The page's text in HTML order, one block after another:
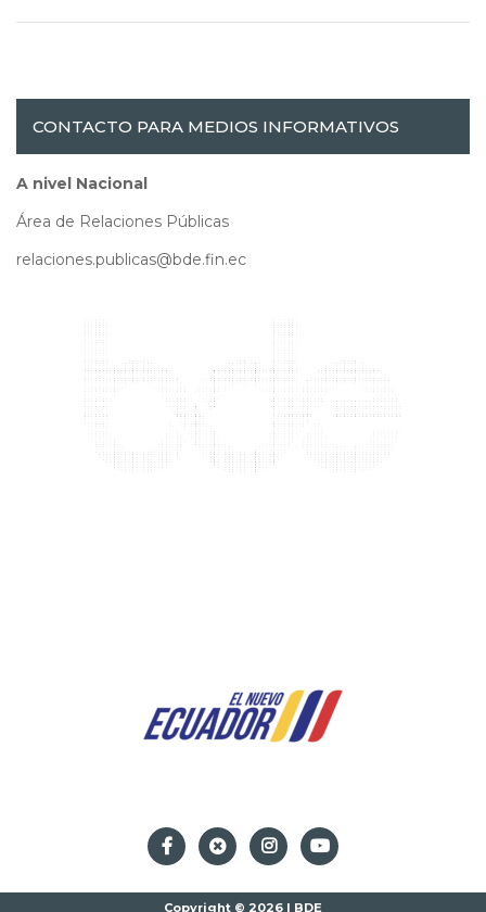
CONTACTO PARA MEDIOS INFORMATIVOS
A nivel Nacional
Área de Relaciones Públicas
relaciones.publicas@bde.fin.ec
Copyright © 2026 | BDE